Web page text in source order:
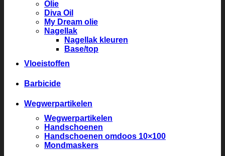
Olie
Diva Oil
My Dream olie
Nagellak
Nagellak kleuren
Base/top
Vloeistoffen
Barbicide
Wegwerpartikelen
Wegwerpartikelen
Handschoenen
Handschoenen omdoos 10×100
Mondmaskers